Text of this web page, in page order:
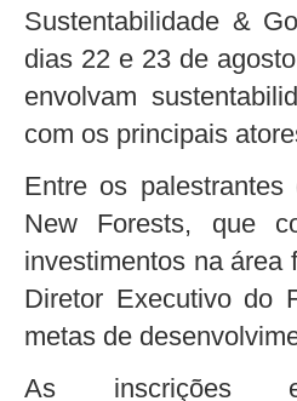
Sustentabilidade &
dias 22 e 23 de
envolvam
com os principais
Entre os
New Forests, que
investimentos na área
Diretor Executivo do
metas de
As inscrições